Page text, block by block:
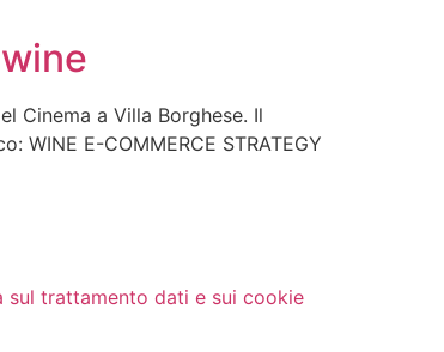
Cinema a Villa Borghese. Il
E-COMMERCE STRATEGY
sul trattamento dati e sui cookie